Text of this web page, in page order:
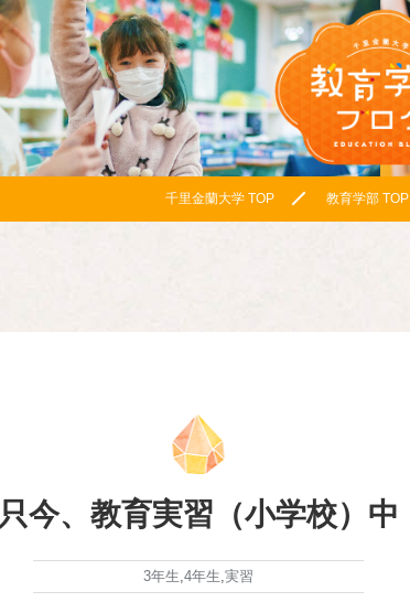
千里金蘭大学 TOP 教育学部 TOP
只今、教育実習（小学校）中
3年生,4年生,実習